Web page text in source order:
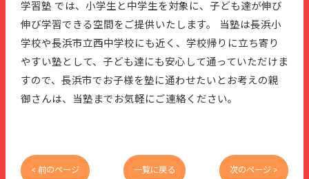
学習塾 では、小学生と中学生を対象に、子ども達が伸び
伸び学習できる空間をご提供いたします。 当塾は長浜小
学校や長浜市立西中学校にも近く、学校帰りに立ち寄り
やすい塾として、子ども達にも安心して通っていただけま
すので、長浜市でお子様を塾に通わせたいとお考えの親
御さんは、当塾までお気軽にご連絡ください。
< 前のページ 一覧に戻る 次のページ >